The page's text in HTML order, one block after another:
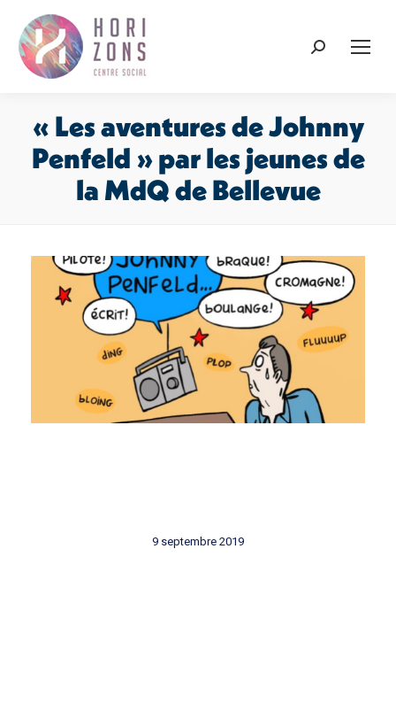
Recherche
« Les aventures de Johnny
Penfeld » par les jeunes de
la MdQ de Bellevue
9 septembre 2019